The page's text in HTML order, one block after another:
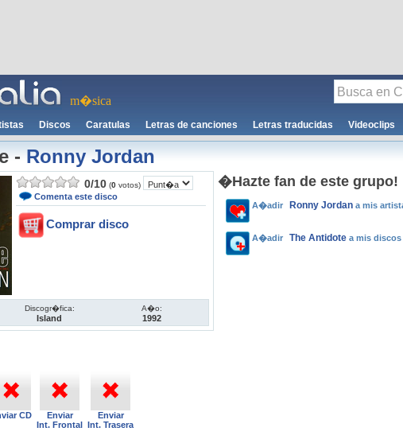
m�sica
Discos Caratulas Letras de canciones Letras traducidas Videoclips
-Ronny Jordan
0/10 (0 votos)
Comenta este disco
Comprar disco
Discogr�fica:
Island
A�o:
1992
CD
Enviar
Int. Frontal
Enviar
Int. Trasera
�Hazte fan de este grupo!
A�adir Ronny Jordan a mis
A�adir The Antidote a mis